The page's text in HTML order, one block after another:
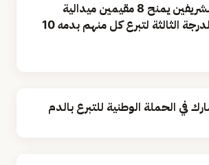
خادم الحرمين الشريفين يمنح 8 مقيمين ميدالية
الاستحقاق من الدرجة الثالثة لتبرع كل منهم بدمه 10
في الحملة الوطنية للتبرع بالدم